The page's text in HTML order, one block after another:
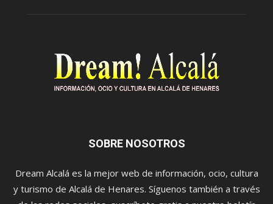
SOBRE NOSOTROS
Dream Alcalá es la mejor web de información, ocio, cultura
y turismo de Alcalá de Henares. Síguenos también a través